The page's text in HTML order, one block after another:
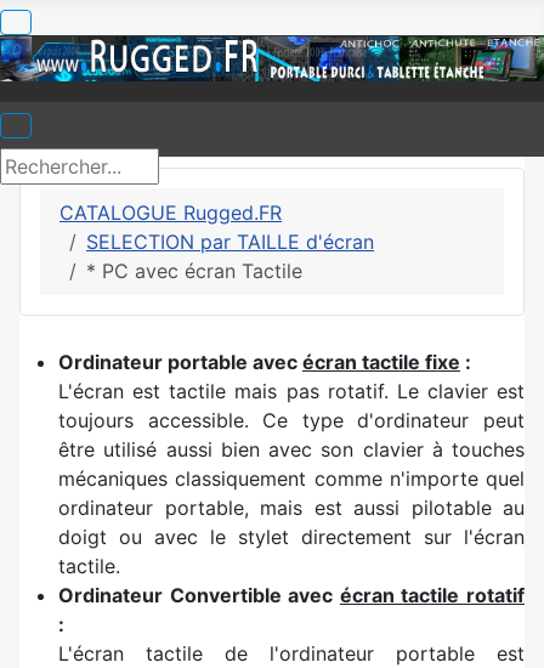
CATALOGUE Rugged.FR
SELECTION par TAILLE d'écran
* PC avec écran Tactile
Ordinateur portable avec écran tactile fixe :
L'écran est tactile mais pas rotatif. Le clavier est
toujours accessible. Ce type d'ordinateur peut
être utilisé aussi bien avec son clavier à touches
mécaniques classiquement comme n'importe quel
ordinateur portable, mais est aussi pilotable au
doigt ou avec le stylet directement sur l'écran
tactile.
Ordinateur Convertible avec écran tactile rotatif
:
L'écran tactile de l'ordinateur portable est